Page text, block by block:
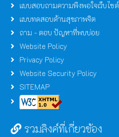
แบบสอบถามความพึงพอใจเว็บไซต์
แบบทดสอบด้านสุขภาพจิต
ถาม - ตอบ ปัญหาที่พบบ่อย
Website Policy
Privacy Policy
Website Security Policy
SITEMAP
รวมลิงค์ที่เกี่ยวข้อง